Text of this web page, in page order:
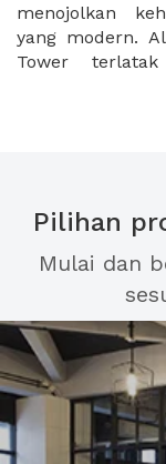
menojolkan
yang modern.
Tower
memiliki
Pilihan
Mulai dan